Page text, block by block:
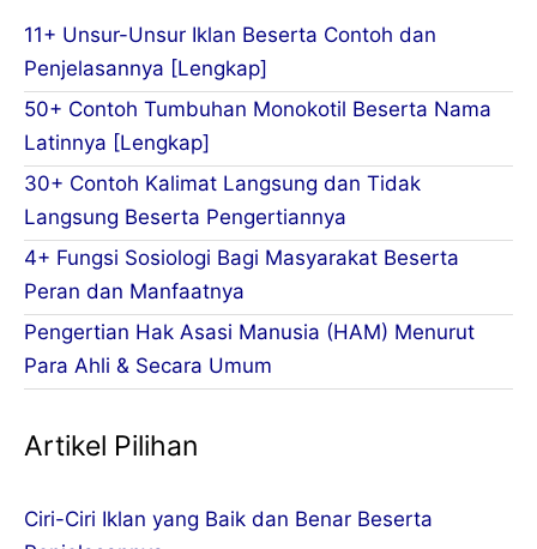
11+ Unsur-Unsur Iklan Beserta Contoh dan
Penjelasannya [Lengkap]
50+ Contoh Tumbuhan Monokotil Beserta Nama
Latinnya [Lengkap]
30+ Contoh Kalimat Langsung dan Tidak
Langsung Beserta Pengertiannya
4+ Fungsi Sosiologi Bagi Masyarakat Beserta
Peran dan Manfaatnya
Pengertian Hak Asasi Manusia (HAM) Menurut
Para Ahli & Secara Umum
Artikel Pilihan
Ciri-Ciri Iklan yang Baik dan Benar Beserta